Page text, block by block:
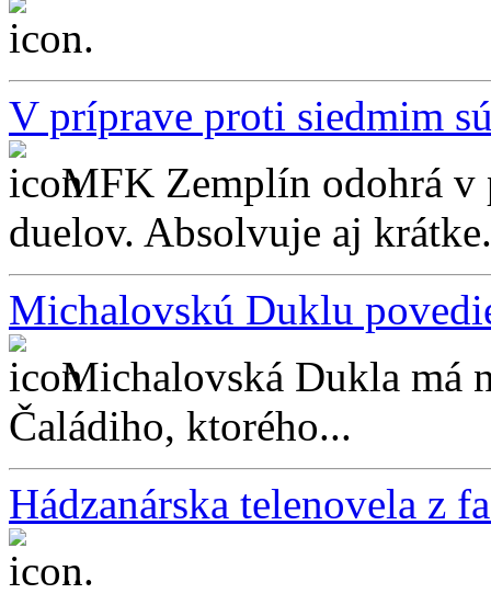
...
V príprave proti siedmim
MFK Zemplín odohrá v
duelov. Absolvuje aj
Michalovskú Duklu
Michalovská Dukla má
Čaládiho, ktorého...
Hádzanárska telenovela z
...